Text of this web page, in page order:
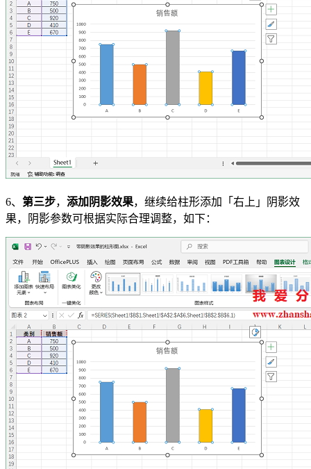
6、 第三步， 添加阴影效果，继续给柱形添加「右上」阴影效
果，阴影参数可根据实际合理调整，如下：